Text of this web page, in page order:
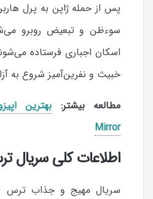
پس از حمله ژاپن به پرل
سوءظن و تبعیض روبرو
اسکان اجباری فرستاده
خبیث و نفرین‌آمیز شروع به
مطالعه بیشتر:
Mirror
اطلاعات کلی سریال